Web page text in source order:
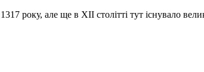
року, але ще в XII столітті тут існувало